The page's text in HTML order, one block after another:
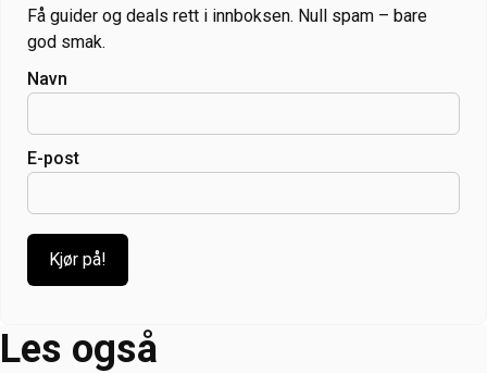
Få guider og deals rett i innboksen. Null spam – bare
god smak.
Navn
E-post
Les også